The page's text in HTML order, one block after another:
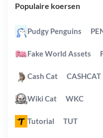
Populaire koersen
Pudgy Penguins
Fake World Assets
Cash Cat CASHCAT
Wiki Cat WKC
Tutorial TUT